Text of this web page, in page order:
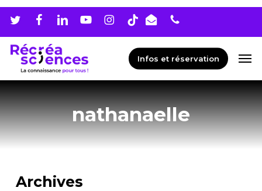
Skip
main
content
Infos et réservation
nathanaelle
Archives
Menu